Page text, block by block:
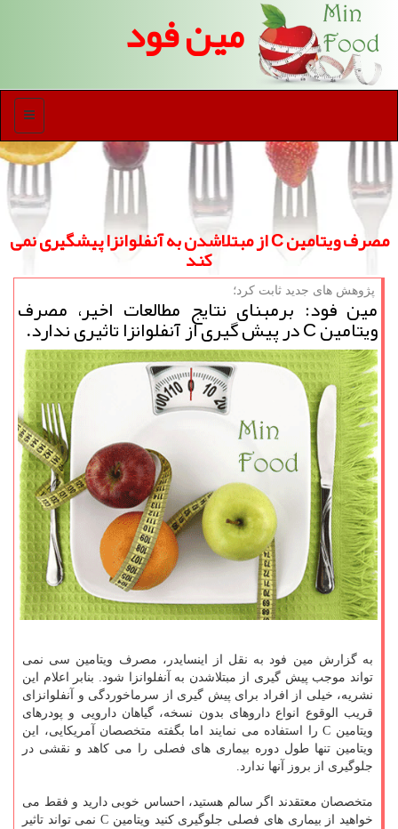
مین فود
منو
مصرف ویتامین C از مبتلاشدن به آنفلوانزا پیشگیری نمی
كند
پژوهش های جدید ثابت كرد؛
مین فود: برمبنای نتایج مطالعات اخیر، مصرف
ویتامین C در پیش گیری از آنفلوانزا تاثیری ندارد.
به گزارش مین فود به نقل از اینسایدر، مصرف ویتامین سی نمی
تواند موجب پیش گیری از مبتلاشدن به آنفلوانزا شود. بنابر اعلام این
نشریه، خیلی از افراد برای پیش گیری از سرماخوردگی و آنفلوانزای
قریب الوقوع انواع داروهای بدون نسخه، گیاهان دارویی و پودرهای
ویتامین C را استفاده می نمایند اما بگفته متخصصان آمریكایی، این
ویتامین تنها طول دوره بیماری های فصلی را می كاهد و نقشی در
جلوگیری از بروز آنها ندارد.
متخصصان معتقدند اگر سالم هستید، احساس خوبی دارید و فقط می
خواهید از بیماری های فصلی جلوگیری كنید ویتامین C نمی تواند تاثیر